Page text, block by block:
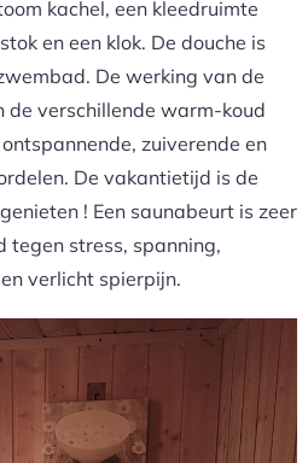
kachel, een kleedruimte
en een klok. De douche is
De werking van de
de verschillende warm-koud
zuiverende en
De vakantietijd is de
! Een saunabeurt is zeer
tegen stress, spanning,
verlicht spierpijn.